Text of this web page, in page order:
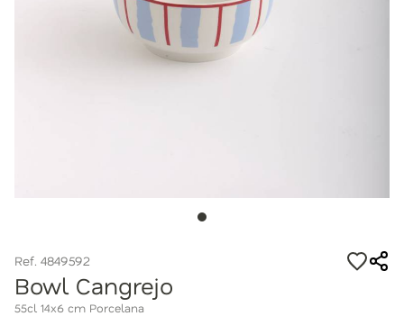
Ref. 4849592
Bowl Cangrejo
55cl 14x6 cm Porcelana